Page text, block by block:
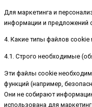
Для маркетинга и
информации и предложений
4. Какие типы файлов cookie
4.1. Строго необходимые
Эти файлы cookie
функций (например,
Они не собирают
использована для